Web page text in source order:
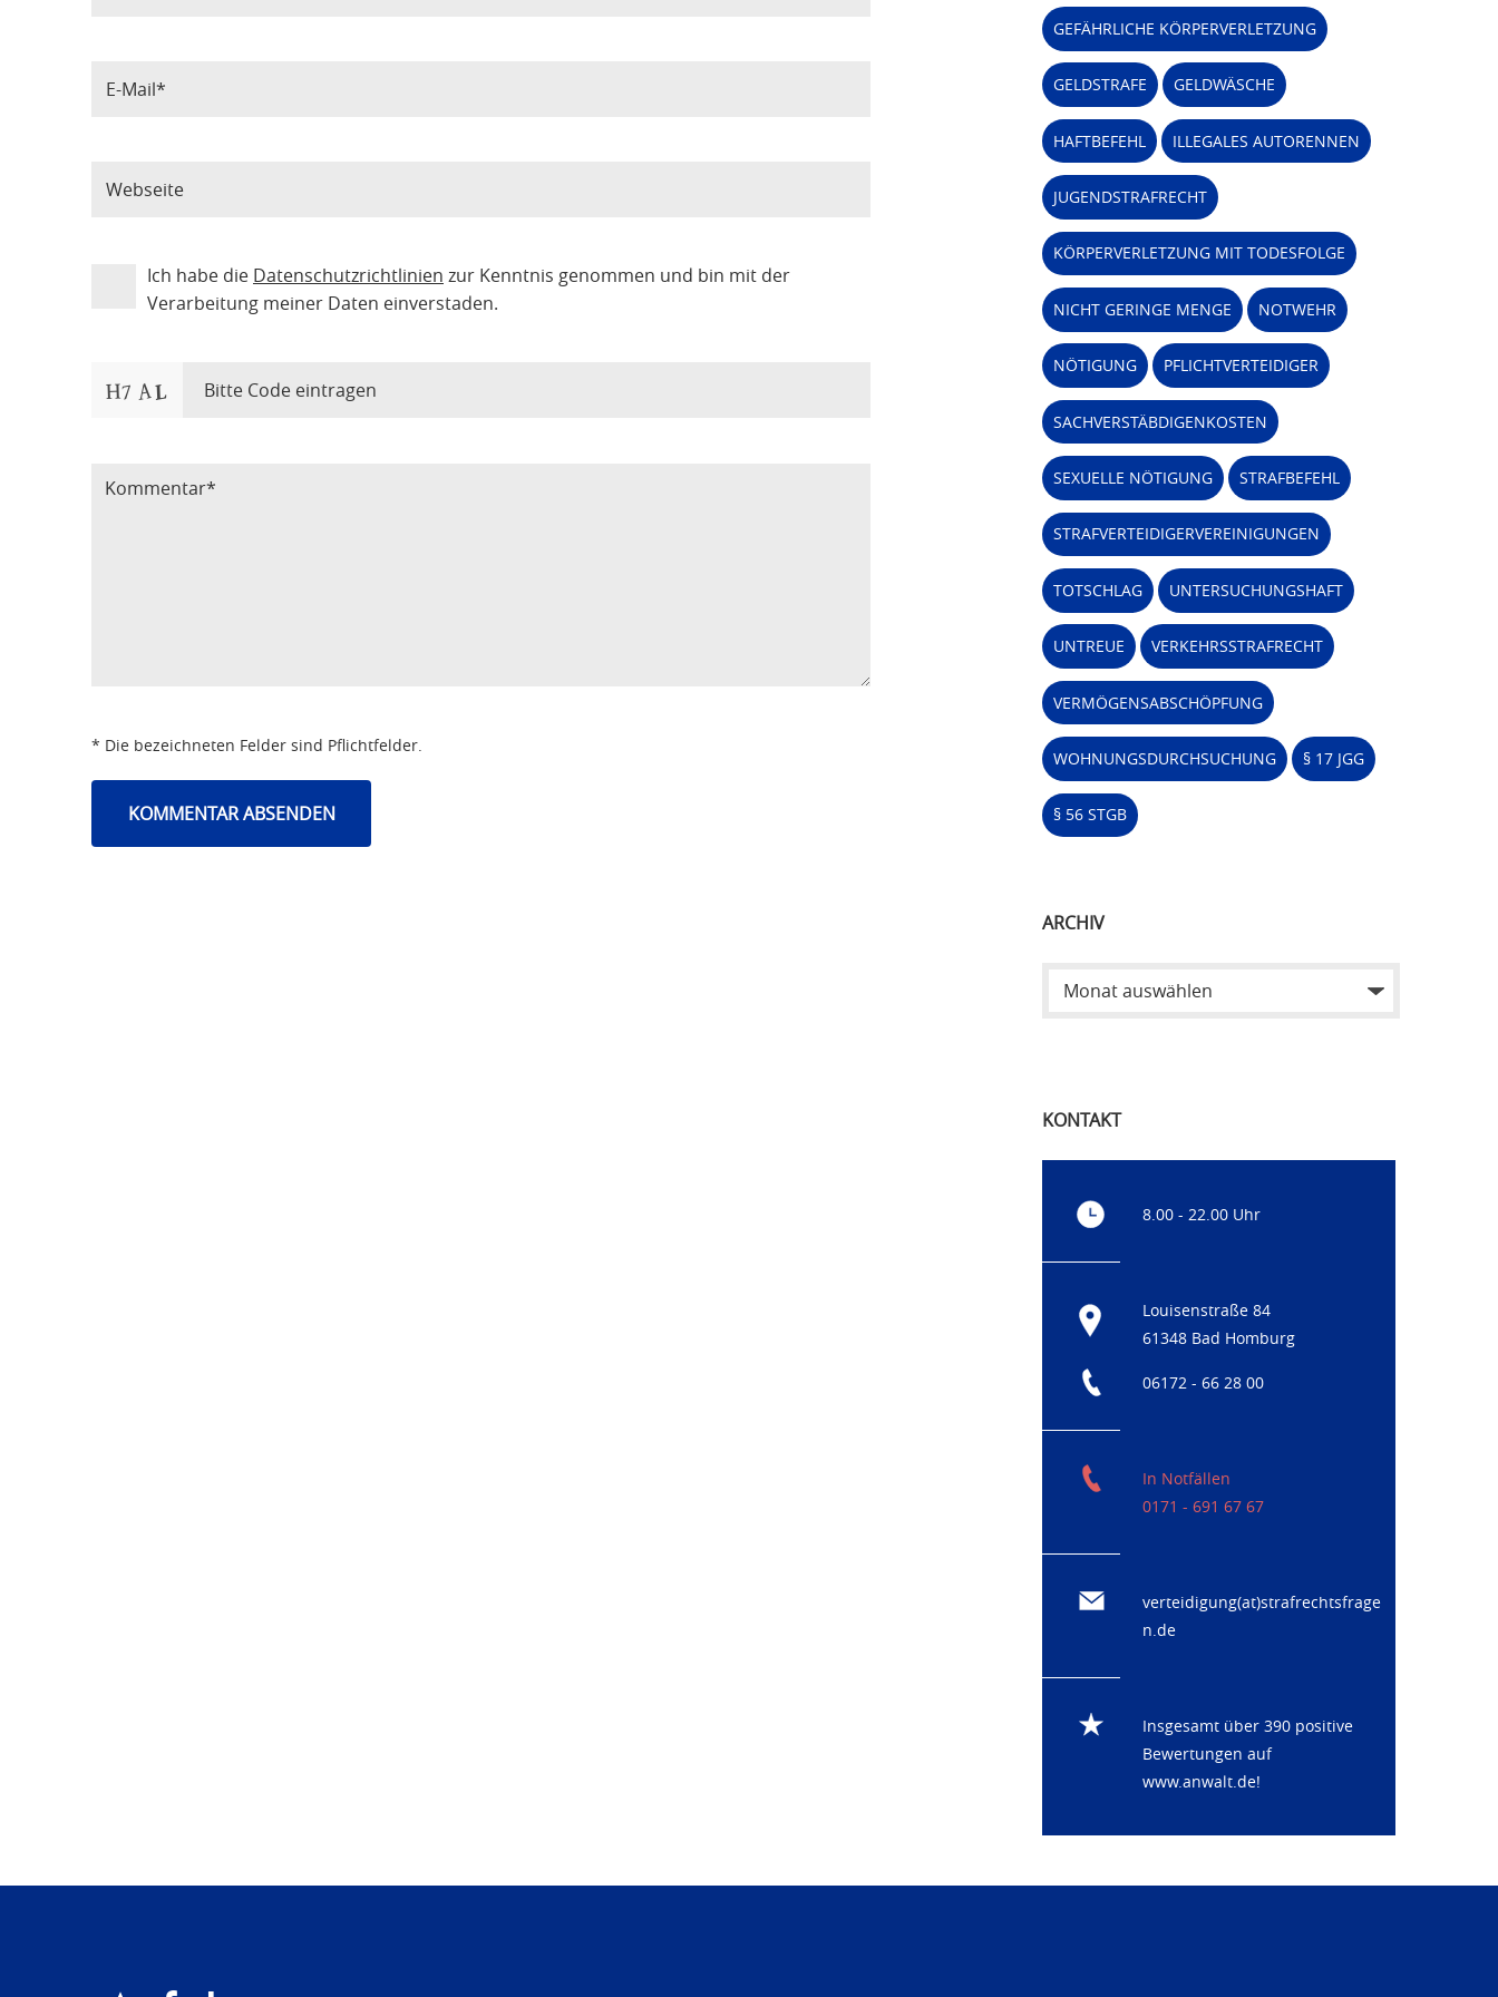
Ich habe die Datenschutzrichtlinien zur Kenntnis genommen und bin mit der
Verarbeitung meiner Daten einverstaden.
* Die bezeichneten Felder sind Pflichtfelder.
GEFÄHRLICHE KÖRPERVERLETZUNG
GELDSTRAFE GELDWÄSCHE
HAFTBEFEHL ILLEGALES AUTORENNEN
JUGENDSTRAFRECHT
KÖRPERVERLETZUNG MIT TODESFOLGE
NICHT GERINGE MENGE NOTWEHR
NÖTIGUNG PFLICHTVERTEIDIGER
SACHVERSTÄBDIGENKOSTEN
SEXUELLE NÖTIGUNG STRAFBEFEHL
STRAFVERTEIDIGERVEREINIGUNGEN
TOTSCHLAG UNTERSUCHUNGSHAFT
UNTREUE VERKEHRSSTRAFRECHT
VERMÖGENSABSCHÖPFUNG
WOHNUNGSDURCHSUCHUNG § 17 JGG
§ 56 STGB
ARCHIV
KONTAKT
8.00 - 22.00 Uhr
Louisenstraße 84
61348 Bad Homburg
06172 - 66 28 00
In Notfällen
0171 - 691 67 67
verteidigung(at)strafrechtsfrage
n.de
Insgesamt über 390 positive
Bewertungen auf
www.anwalt.de!